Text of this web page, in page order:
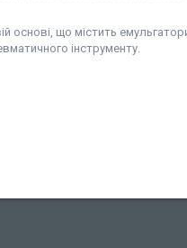
основі, що містить
інструменту.